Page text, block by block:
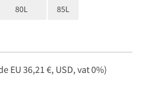
80L 85L
EU 36,21 €, USD, vat 0%)